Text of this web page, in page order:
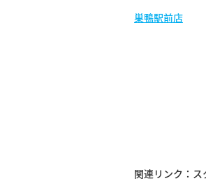
巣鴨駅前店
関連リンク：